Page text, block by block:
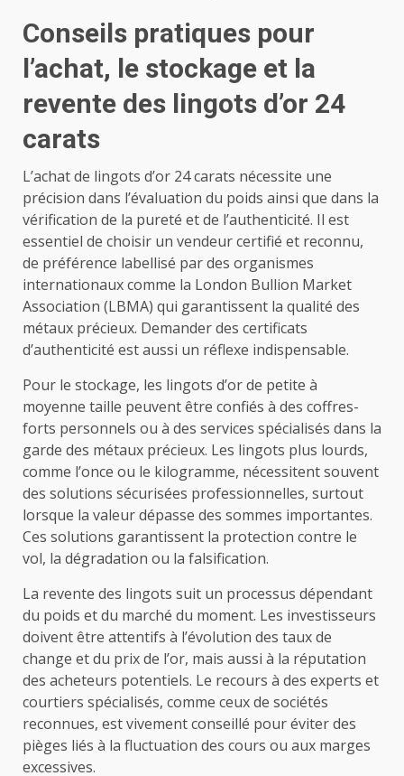
Conseils pratiques pour
l’achat, le stockage et la
revente des lingots d’or 24
carats
L’achat de lingots d’or 24 carats nécessite une
précision dans l’évaluation du poids ainsi que dans la
vérification de la pureté et de l’authenticité. Il est
essentiel de choisir un vendeur certifié et reconnu,
de préférence labellisé par des organismes
internationaux comme la London Bullion Market
Association (LBMA) qui garantissent la qualité des
métaux précieux. Demander des certificats
d’authenticité est aussi un réflexe indispensable.
Pour le stockage, les lingots d’or de petite à
moyenne taille peuvent être confiés à des coffres-
forts personnels ou à des services spécialisés dans la
garde des métaux précieux. Les lingots plus lourds,
comme l’once ou le kilogramme, nécessitent souvent
des solutions sécurisées professionnelles, surtout
lorsque la valeur dépasse des sommes importantes.
Ces solutions garantissent la protection contre le
vol, la dégradation ou la falsification.
La revente des lingots suit un processus dépendant
du poids et du marché du moment. Les investisseurs
doivent être attentifs à l’évolution des taux de
change et du prix de l’or, mais aussi à la réputation
des acheteurs potentiels. Le recours à des experts et
courtiers spécialisés, comme ceux de sociétés
reconnues, est vivement conseillé pour éviter des
pièges liés à la fluctuation des cours ou aux marges
excessives.